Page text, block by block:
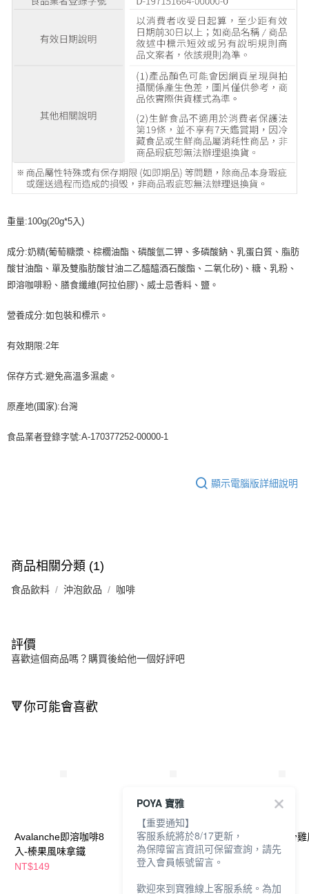
重量:100g(20g*5入)
成分:奶精(葡萄糖漿、棕櫚油酯、磷酸氫二钾、多磷酸鈉、乳蛋白質、脂肪
酸甘油酯、單及雙脂肪酸甘油二乙醯醯酒石酸酯、二氧化矽)、糖、乳粉、
即溶咖啡粉、膳食纖維(阿拉伯膠)、威士忌香料、鹽。
營養成分:如包裝和標示。
有效期限:2年
保存方式:避免高溫多濕處。
原產地(國家):台灣
食品業者登錄字號:A-170377252-00000-1
顯示電腦版詳細說明
商品相關分類 (1)
食品飲料 沖泡飲品 咖啡
評價
喜歡這個商品嗎？購買後給他一個好評吧
🔻你可能會喜歡
Avalanche即溶咖啡8
入-榛果風味拿鐵
NT$149
西雅圖極品咖啡
21g(15入)-藍山風味拿
NT$199
味丹味味A排骨
乾麵4入
POYA 寶雅
【重要通知】
客服系統將於8/17更新，
為保障留言資訊可保留查詢，請先
登入會員帳號留言。
歡迎來到寶雅線上客服系統。為加